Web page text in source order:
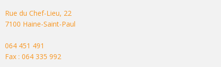
Rue du Chef-Lieu, 22
7100 Haine-Saint-Paul
064 451 491
Fax : 064 335 992